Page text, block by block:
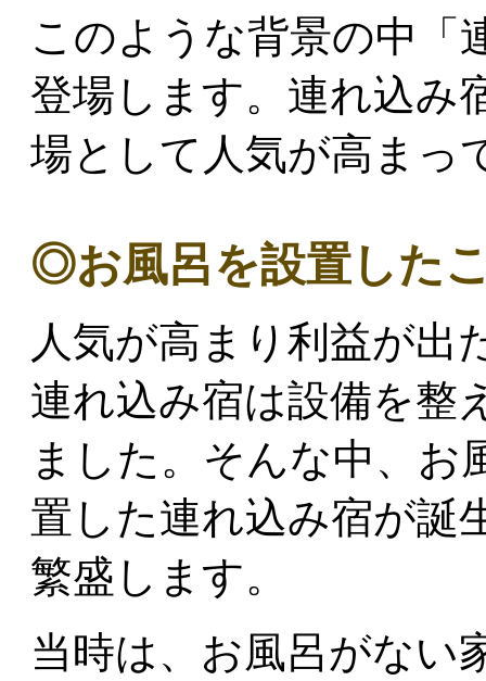
このような背景の中「
登場します。連れ込み
場として人気が高まっ
◎お風呂を設置した
人気が高まり利益が出
連れ込み宿は設備を整
ました。そんな中、お
置した連れ込み宿が誕
繁盛します。
当時は、お風呂がない